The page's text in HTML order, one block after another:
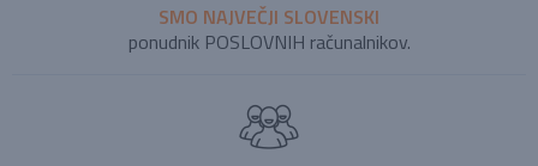
SMO NAJVEČJI SLOVENSKI
ponudnik POSLOVNIH računalnikov.